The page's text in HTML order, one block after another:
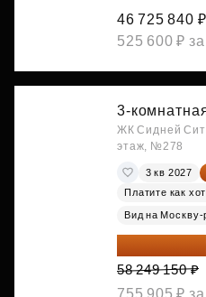
46 725 840 ₽
525 600 ₽ за
3-
ЖК Сидней
этаж, №278
3 кв 2027
Платите как
Вид на Москву-
49 511 778 ₽
58 249 150 ₽
755 905 ₽ за